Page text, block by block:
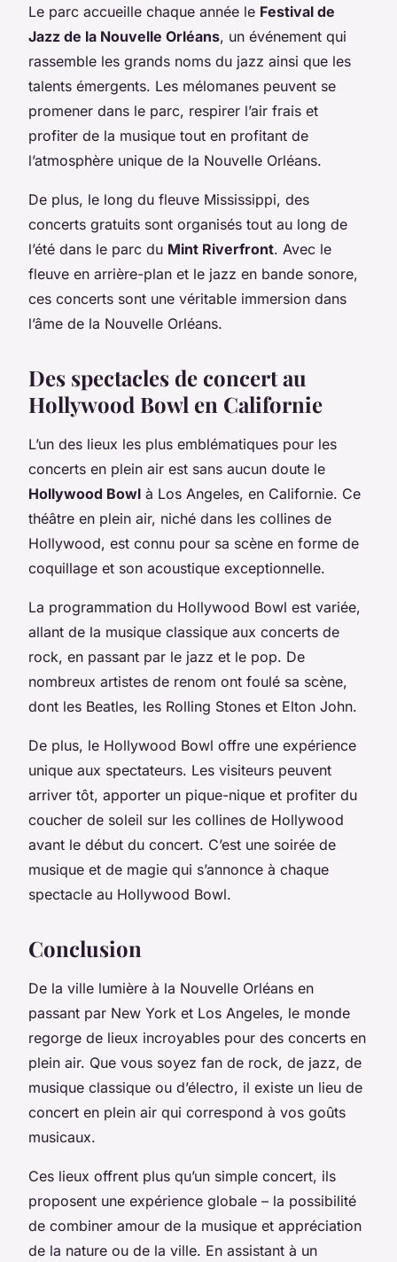
Le parc accueille chaque année le Festival de
Jazz de la Nouvelle Orléans, un événement qui
rassemble les grands noms du jazz ainsi que les
talents émergents. Les mélomanes peuvent se
promener dans le parc, respirer l’air frais et
profiter de la musique tout en profitant de
l’atmosphère unique de la Nouvelle Orléans.
De plus, le long du fleuve Mississippi, des
concerts gratuits sont organisés tout au long de
l’été dans le parc du Mint Riverfront. Avec le
fleuve en arrière-plan et le jazz en bande sonore,
ces concerts sont une véritable immersion dans
l’âme de la Nouvelle Orléans.
Des spectacles de concert au
Hollywood Bowl en Californie
L’un des lieux les plus emblématiques pour les
concerts en plein air est sans aucun doute le
Hollywood Bowl à Los Angeles, en Californie. Ce
théâtre en plein air, niché dans les collines de
Hollywood, est connu pour sa scène en forme de
coquillage et son acoustique exceptionnelle.
La programmation du Hollywood Bowl est variée,
allant de la musique classique aux concerts de
rock, en passant par le jazz et le pop. De
nombreux artistes de renom ont foulé sa scène,
dont les Beatles, les Rolling Stones et Elton John.
De plus, le Hollywood Bowl offre une expérience
unique aux spectateurs. Les visiteurs peuvent
arriver tôt, apporter un pique-nique et profiter du
coucher de soleil sur les collines de Hollywood
avant le début du concert. C’est une soirée de
musique et de magie qui s’annonce à chaque
spectacle au Hollywood Bowl.
Conclusion
De la ville lumière à la Nouvelle Orléans en
passant par New York et Los Angeles, le monde
regorge de lieux incroyables pour des concerts en
plein air. Que vous soyez fan de rock, de jazz, de
musique classique ou d’électro, il existe un lieu de
concert en plein air qui correspond à vos goûts
musicaux.
Ces lieux offrent plus qu’un simple concert, ils
proposent une expérience globale – la possibilité
de combiner amour de la musique et appréciation
de la nature ou de la ville. En assistant à un